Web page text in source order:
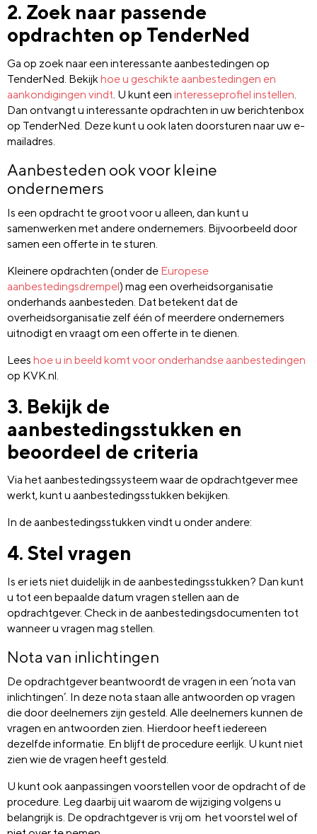
2. Zoek naar passende
opdrachten op TenderNed
Ga op zoek naar een interessante aanbestedingen op
TenderNed. Bekijk hoe u geschikte aanbestedingen en
aankondigingen vindt . U kunt een interesseprofiel instellen
Dan ontvangt u interessante opdrachten in uw berichtenbox
op TenderNed. Deze kunt u ook laten doorsturen naar uw e-
mailadres.
Aanbesteden ook voor kleine
ondernemers
Is een opdracht te groot voor u alleen, dan kunt u
samenwerken met andere ondernemers. Bijvoorbeeld door
samen een offerte in te sturen.
Kleinere opdrachten (onder de Europese
aanbestedingsdrempel) mag een overheidsorganisatie
onderhands aanbesteden. Dat betekent dat de
overheidsorganisatie zelf één of meerdere ondernemers
uitnodigt en vraagt om een offerte in te dienen.
Lees hoe u in beeld komt voor onderhandse aanbestedingen
op KVK.nl.
3. Bekijk de
aanbestedingsstukken en
beoordeel de criteria
Via het aanbestedingssysteem waar de opdrachtgever mee
werkt, kunt u aanbestedingsstukken bekijken.
In de aanbestedingsstukken vindt u onder andere:
4. Stel vragen
Is er iets niet duidelijk in de aanbestedingsstukken? Dan kunt
u tot een bepaalde datum vragen stellen aan de
opdrachtgever. Check in de aanbestedingsdocumenten tot
wanneer u vragen mag stellen.
Nota van inlichtingen
De opdrachtgever beantwoordt de vragen in een ‘nota van
inlichtingen’. In deze nota staan alle antwoorden op vragen
die door deelnemers zijn gesteld. Alle deelnemers kunnen de
vragen en antwoorden zien. Hierdoor heeft iedereen
dezelfde informatie. En blijft de procedure eerlijk. U kunt niet
zien wie de vragen heeft gesteld.
U kunt ook aanpassingen voorstellen voor de opdracht of de
procedure. Leg daarbij uit waarom de wijziging volgens u
belangrijk is. De opdrachtgever is vrij om het voorstel wel of